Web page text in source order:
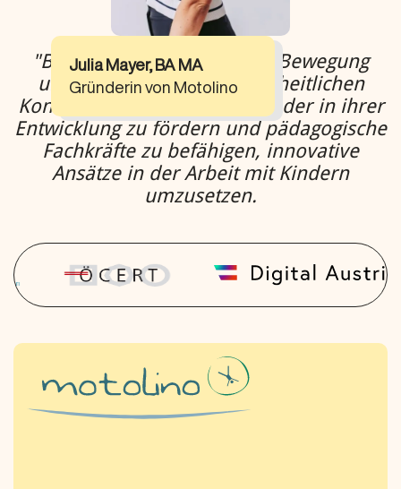
Julia Mayer, BA MA
Gründerin von Motolino
"Bei Motolino vereinen wir Bewegung
und Bildung in einem ganzheitlichen
Konzept. Unser Ziel ist es, Kinder in ihrer
Entwicklung zu fördern und pädagogische
Fachkräfte zu befähigen, innovative
Ansätze in der Arbeit mit Kindern
umzusetzen.